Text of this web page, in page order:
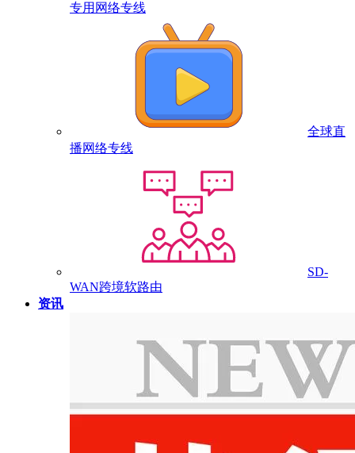
专用网络专线
全球直
播网络专线
SD-
WAN跨境软路由
资讯